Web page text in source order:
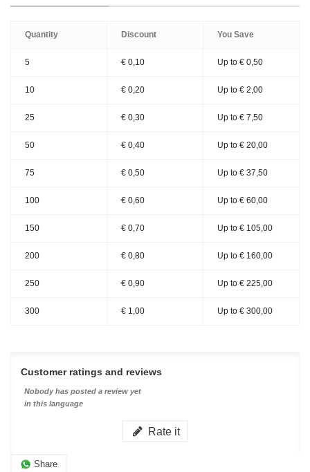
Quantity Discount You Save
5 € 0,10 Up to € 0,50
10 € 0,20 Up to € 2,00
25 € 0,30 Up to € 7,50
50 € 0,40 Up to € 20,00
75 € 0,50 Up to € 37,50
100 € 0,60 Up to € 60,00
150 € 0,70 Up to € 105,00
200 € 0,80 Up to € 160,00
250 € 0,90 Up to € 225,00
300 € 1,00 Up to € 300,00
Customer ratings and reviews
Nobody has posted a review yet
in this language
Rate it
Share